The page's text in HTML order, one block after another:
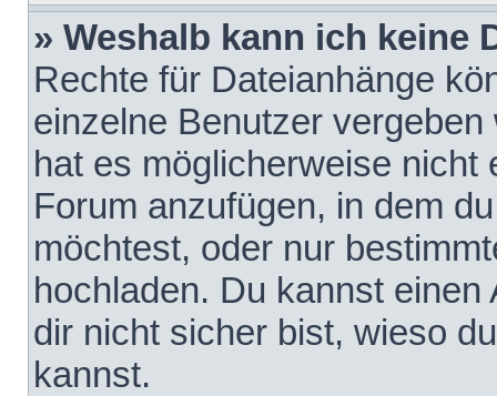
» Weshalb kann ich keine
Rechte für Dateianhänge
einzelne Benutzer
hat es möglicherweise nicht
Forum anzufügen, in dem
möchtest, oder nur
hochladen. Du kannst
dir nicht sicher bist, wieso
kannst.